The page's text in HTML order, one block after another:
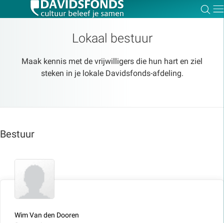
Lokaal bestuur
Maak kennis met de vrijwilligers die hun hart en ziel
steken in je lokale Davidsfonds-afdeling.
Bestuur
Wim Van den Dooren
Zoeken